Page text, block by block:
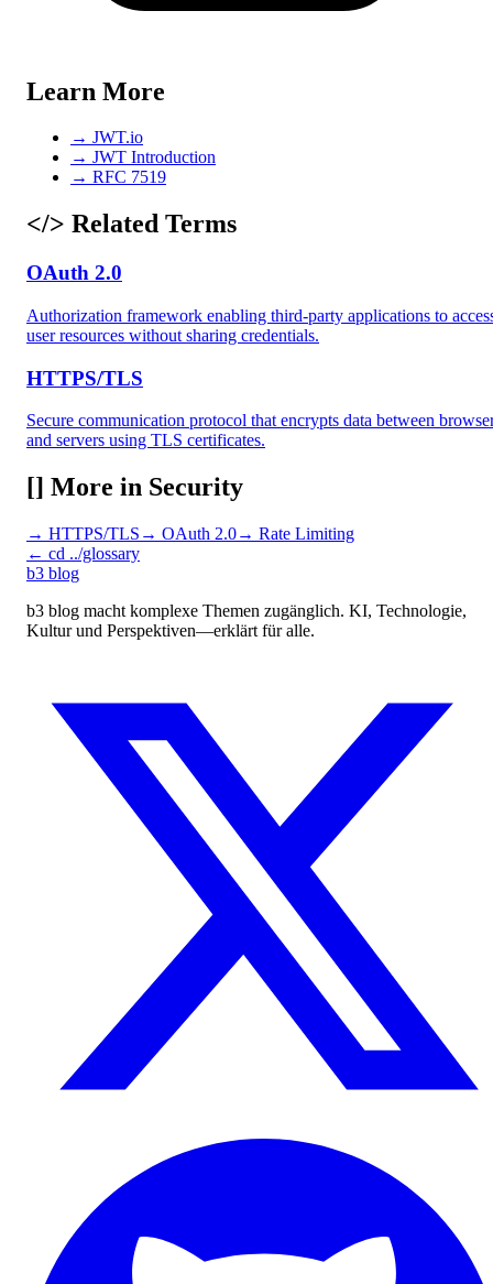
Learn More
→ JWT.io
→ JWT Introduction
→ RFC 7519
</> Related Terms
OAuth 2.0
Authorization framework enabling third-party applications to
user resources without sharing credentials.
HTTPS/TLS
Secure communication protocol that encrypts data between
and servers using TLS certificates.
[] More in Security
→ HTTPS/TLS → OAuth 2.0→ Rate Limiting
← cd ../glossary
b3 blog
b3 blog macht komplexe Themen zugänglich. KI, Technologie,
Kultur und Perspektiven—erklärt für alle.